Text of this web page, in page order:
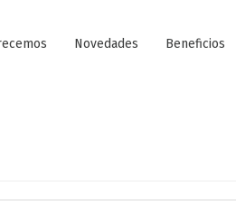
Novedades Beneficios